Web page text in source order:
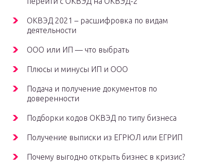
ОКВЭД 2021 – расшифровка по видам
деятельности
ООО или ИП — что выбрать
Плюсы и минусы ИП и ООО
Подача и получение документов по
доверенности
Подборки кодов ОКВЭД по типу бизнеса
Получение выписки из ЕГРЮЛ или ЕГРИП
Почему выгодно открыть бизнес в кризис?